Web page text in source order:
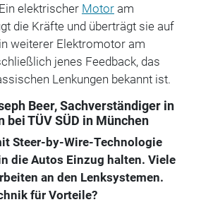
elektrischer Motoram
die Kräfte und überträgt sie auf
weiterer Elektromotor am
jenes Feedback, das
Lenkungen bekannt ist.
Beer, Sachverständiger in
bei TÜV SÜD in München
Steer-by-Wire-Technologie
die Autos Einzug halten. Viele
an den Lenksystemen.
für Vorteile?